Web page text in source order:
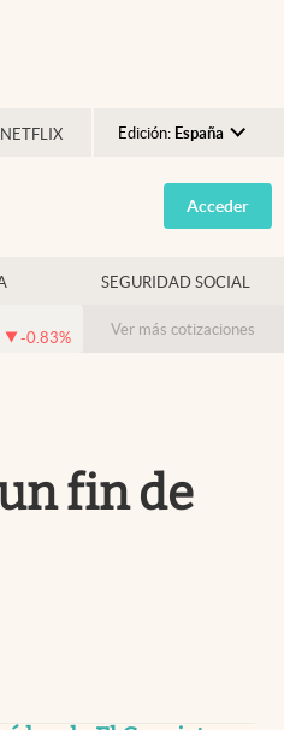
NETFLIX Edición: España
Argentina
España
USA
Colombia
Acceder
SEGURIDAD SOCIAL
-0.83% Ver más cotizaciones
fin de